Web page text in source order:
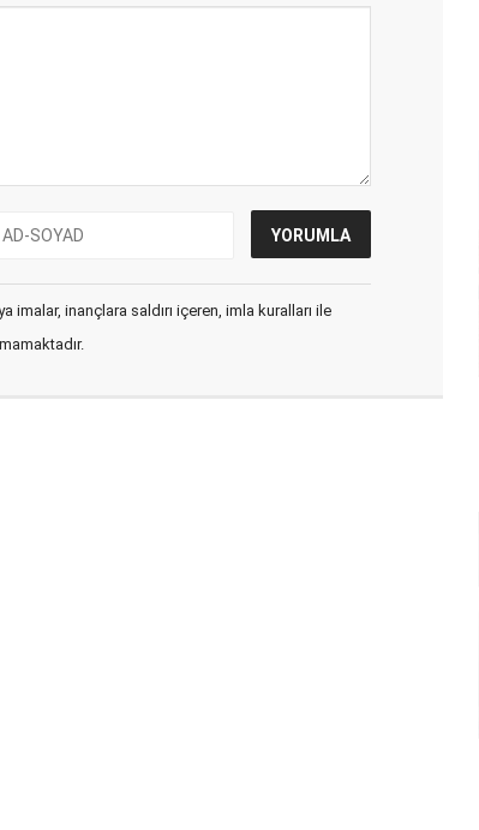
imalar, inançlara saldırı içeren, imla kuralları ile